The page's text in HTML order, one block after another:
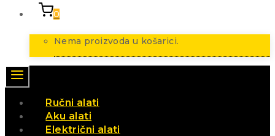
0
Nema proizvoda u košarici.
Ručni alati
Aku alati
Električni alati